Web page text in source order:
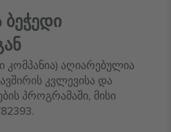
ბეჭედი
კომპანია) აღიარებულია
კვლევისა და
პროგრამაში, მისი